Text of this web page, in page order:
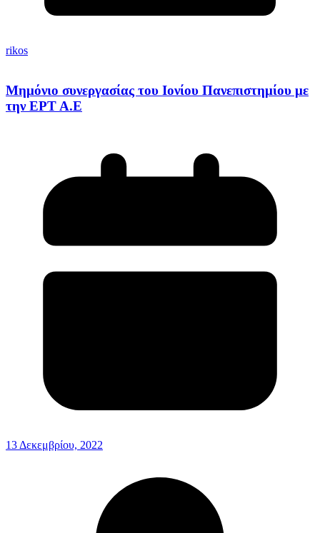
rikos
Μημόνιο συνεργασίας του Ιονίου Πανεπιστημίου με
την ΕΡΤ Α.Ε
13 Δεκεμβρίου, 2022